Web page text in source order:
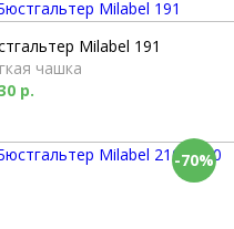
Milabel 191
чашка
р.
-70%